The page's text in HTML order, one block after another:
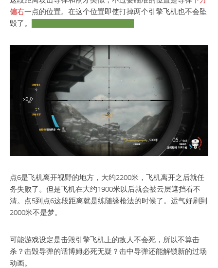
偏右一点的位置。在这个位置即使打掉两个引擎飞机也不会坠
毁了。
点6是飞机离开视野的地方，大约2200米，飞机离开之后就任
务失败了。但是飞机在大约1900米以后就会被云层遮挡看不
清。点5到点6这段距离就是练随缘枪法的时候了。运气好刷到
2000米不是梦。
可能游戏设定是击毁引擎飞机上的敌人不会死，所以不算击
杀？击毁导弹的话博姆必死无疑？击中导弹还能解锁新的过场
动画。